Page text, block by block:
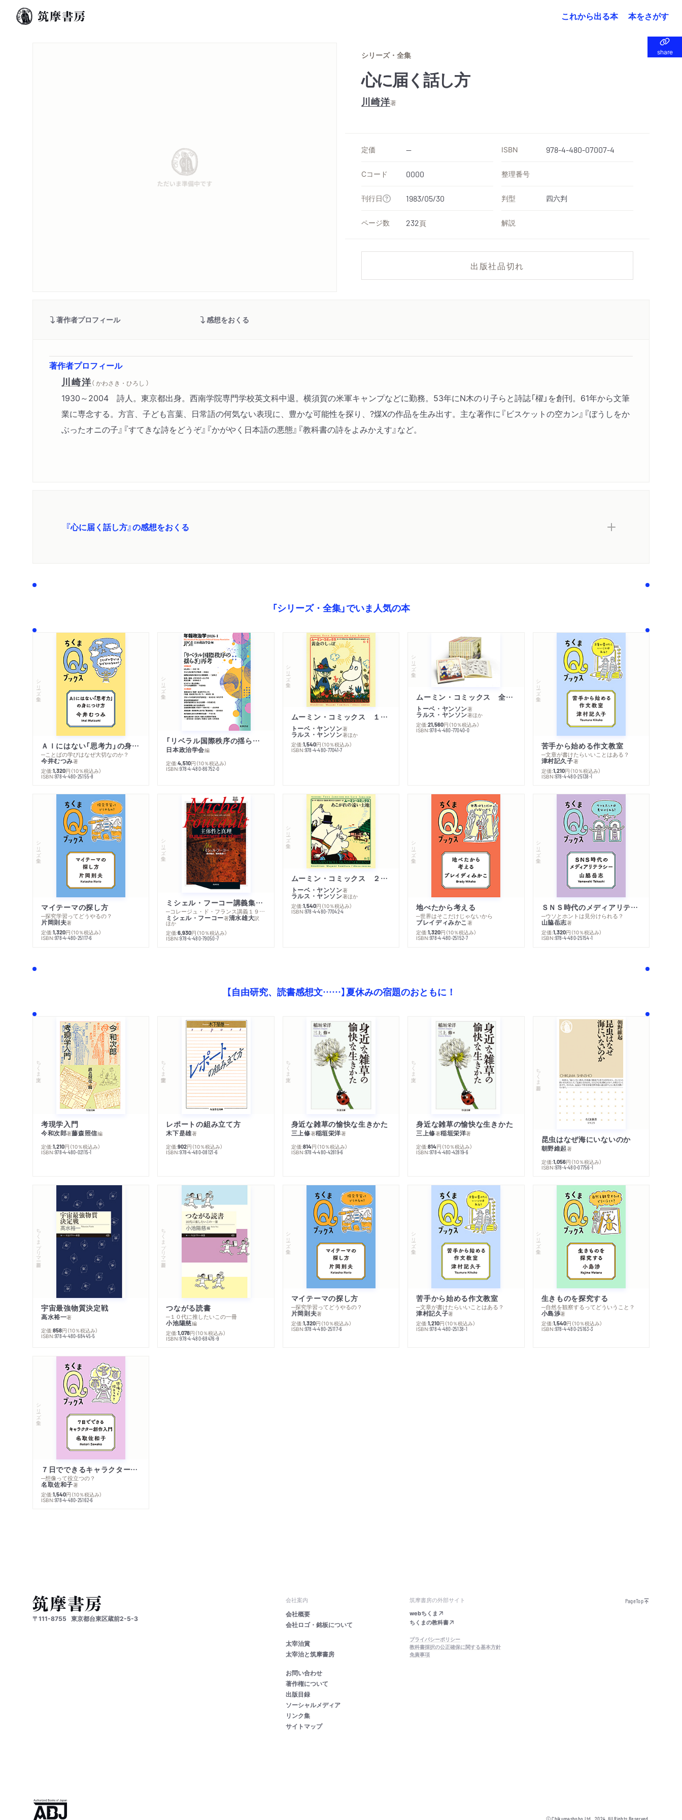
これから出る本 本をさがす
share
share
シリーズ・全集
心に届く話し方
川崎洋著
定価 -- ISBN 978-4-480-07007-4
Cコード 0000 整理番号
刊行日 1983/05/30 判型 四六判
ページ数 232頁 解説
出版社品切れ
著作者プロフィール 感想をおくる
著作者プロフィール
川崎洋（ かわさき・ひろし ）
1930～2004 詩人。東京都出身。西南学院専門学校英文科中退。横須賀の米軍キャンプなどに勤務。53年にN木のり子らと詩誌「櫂」を創刊。61年から文筆
業に専念する。方言、子ども言葉、日常語の何気ない表現に、豊かな可能性を探り、?煤Xの作品を生み出す。主な著作に『ビスケットの空カン』『ぼうしをか
ぶったオニの子』『すてきな詩をどうぞ』『かがやく日本語の悪態』『教科書の詩をよみかえす』など。
『心に届く話し方』の感想をおくる
「シリーズ・全集」でいま人気の本
シリーズ・全集
ＡＩにはない「思考力」の身につけ方
─ことばの学びはなぜ大切なのか？
今井むつみ著
定価:1,320円 （10％税込み）
ISBN:978-4-480-25155-8
シリーズ・全集
「リベラル国際秩序の揺らぎ」再考 年報政治学２０２６‐Ⅰ
日本政治学会編
定価:4,510円 （10％税込み）
ISBN:978-4-480-86752-0
シリーズ・全集
ムーミン・コミックス １ 黄金のしっぽ
トーベ・ヤンソン著
ラルス・ヤンソン著ほか
定価:1,540円 （10％税込み）
ISBN:978-4-480-77041-7
シリーズ・全集
ムーミン・コミックス 全１４巻セット
トーベ・ヤンソン著
ラルス・ヤンソン著ほか
定価:21,560円 （10％税込み）
ISBN:978-4-480-77040-0
シリーズ・全集
苦手から始める作文教室
─文章が書けたらいいことはある？
津村記久子著
定価:1,210円 （10％税込み）
ISBN:978-4-480-25138-1
シリーズ・全集
マイテーマの探し方
─探究学習ってどうやるの？
片岡則夫著
定価:1,320円 （10％税込み）
ISBN:978-4-480-25117-6
シリーズ・全集
ミシェル・フーコー講義集成１０ 主体性と真理
─コレージュ・ド・フランス講義１９８０－１９８１年度
ミシェル・フーコー著清水雄大訳
ほか
定価:6,930円 （10％税込み）
ISBN:978-4-480-79050-7
シリーズ・全集
ムーミン・コミックス ２ あこがれの遠い土地
トーベ・ヤンソン著
ラルス・ヤンソン著ほか
定価:1,540円 （10％税込み）
ISBN:978-4-480-77042-4
シリーズ・全集
地べたから考える
─世界はそこだけじゃないから
ブレイディみかこ著
定価:1,320円 （10％税込み）
ISBN:978-4-480-25152-7
シリーズ・全集
ＳＮＳ時代のメディアリテラシー
─ウソとホントは見分けられる？
山脇岳志著
定価:1,320円 （10％税込み）
ISBN:978-4-480-25154-1
【自由研究、読書感想文……】夏休みの宿題のおともに！
ちくま文庫
考現学入門
今和次郎著藤森照信編
定価:1,210円 （10％税込み）
ISBN:978-4-480-02115-1
ちくま学芸文庫
レポートの組み立て方
木下是雄著
定価:902円 （10％税込み）
ISBN:978-4-480-08121-6
ちくま文庫
身近な雑草の愉快な生きかた
三上修著稲垣栄洋著
定価:814円 （10％税込み）
ISBN:978-4-480-42819-6
ちくま文庫
身近な雑草の愉快な生きかた
三上修著稲垣栄洋著
定価:814円 （10％税込み）
ISBN:978-4-480-42819-6
ちくま新書
昆虫はなぜ海にいないのか
朝野維起著
定価:1,056円 （10％税込み）
ISBN:978-4-480-07756-1
ちくまプリマー新書
宇宙最強物質決定戦
高水裕一著
定価:858円 （10％税込み）
ISBN:978-4-480-68445-5
ちくまプリマー新書
つながる読書
─１０代に推したいこの一冊
小池陽慈編
定価:1,078円 （10％税込み）
ISBN:978-4-480-68476-9
シリーズ・全集
マイテーマの探し方
─探究学習ってどうやるの？
片岡則夫著
定価:1,320円 （10％税込み）
ISBN:978-4-480-25117-6
シリーズ・全集
苦手から始める作文教室
─文章が書けたらいいことはある？
津村記久子著
定価:1,210円 （10％税込み）
ISBN:978-4-480-25138-1
シリーズ・全集
生きものを探究する
─自然を観察するってどういうこと？
小島渉著
定価:1,540円 （10％税込み）
ISBN:978-4-480-25163-3
シリーズ・全集
７日でできるキャラクター創作入門
─想像って役立つの？
名取佐和子著
定価:1,540円 （10％税込み）
ISBN:978-4-480-25162-6
〒111-8755 東京都台東区蔵前2-5-3
会社案内
会社概要
会社ロゴ・銘板について
太宰治賞
太宰治と筑摩書房
お問い合わせ
著作権について
出版目録
ソーシャルメディア
リンク集
サイトマップ
筑摩書房の外部サイト
webちくま
ちくまの教科書
プライバシーポリシー
教科書採択の公正確保に関する基本方針
免責事項
PageTop
© Chikumashobo Ltd. 2024 All Rights Reserved.